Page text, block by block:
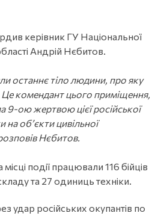
керівник ГУ Національної
Андрій Нєбитов.
останнє тіло людини, про яку
Це комендант цього приміщення,
9-ою жертвою цієї російської
на об’єкти цивільної
Нєбитов.
події працювали 116 бійців
та 27 одиниць техніки.
удар російських окупантів по